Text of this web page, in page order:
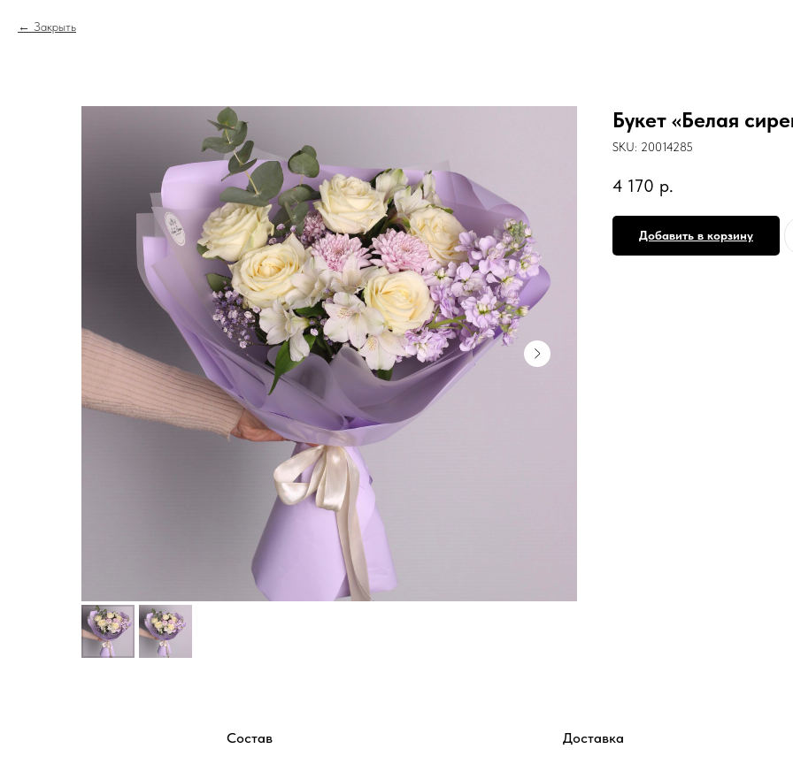
Закрыть
Букет «Белая
SKU: 20014285
4 170 р.
Добавить в корзину
Состав Доставка